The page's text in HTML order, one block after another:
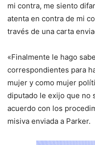
mi contra, me siento
atenta en contra de mi
través de una carta
«Finalmente le hago
correspondientes para
mujer y como mujer
diputado le exijo que no
acuerdo con los
misiva enviada a Parker.